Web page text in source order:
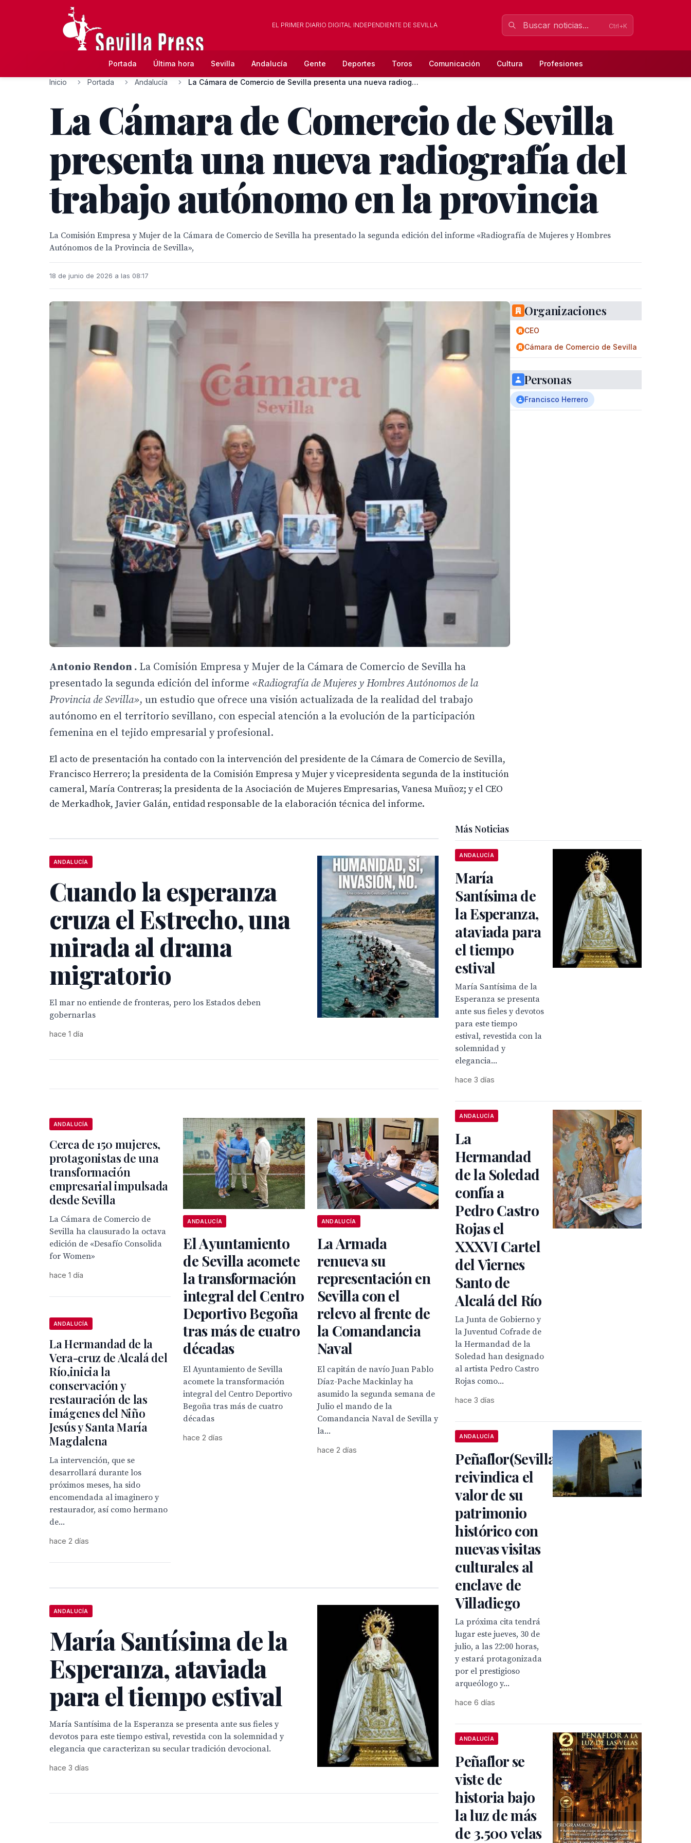
EL PRIMER DIARIO DIGITAL INDEPENDIENTE DE SEVILLA Ctrl+K
Portada Última hora Sevilla Andalucía Gente Deportes Toros Comunicación Cultura Profesiones
Inicio Portada Andalucía La Cámara de Comercio de Sevilla presenta una nueva radiogra...
La Cámara de Comercio de Sevilla
presenta una nueva radiografía del
trabajo autónomo en la provincia
La Comisión Empresa y Mujer de la Cámara de Comercio de Sevilla ha presentado la segunda edición del informe «Radiografía de Mujeres y Hombres
Autónomos de la Provincia de Sevilla»,
18 de junio de 2026 a las 08:17
Antonio Rendon . La Comisión Empresa y Mujer de la Cámara de Comercio de Sevilla ha
presentado la segunda edición del informe «Radiografía de Mujeres y Hombres Autónomos de la
Provincia de Sevilla», un estudio que ofrece una visión actualizada de la realidad del trabajo
autónomo en el territorio sevillano, con especial atención a la evolución de la participación
femenina en el tejido empresarial y profesional.
El acto de presentación ha contado con la intervención del presidente de la Cámara de Comercio de Sevilla,
Francisco Herrero; la presidenta de la Comisión Empresa y Mujer y vicepresidenta segunda de la institución
cameral, María Contreras; la presidenta de la Asociación de Mujeres Empresarias, Vanesa Muñoz; y el CEO
de Merkadhok, Javier Galán, entidad responsable de la elaboración técnica del informe.
Organizaciones
CEO
Cámara de Comercio de Sevilla
Personas
Francisco Herrero
ANDALUCÍA
Cuando la esperanza
cruza el Estrecho, una
mirada al drama
migratorio
El mar no entiende de fronteras, pero los Estados deben
gobernarlas
hace 1 día
ANDALUCÍA
Cerca de 150 mujeres,
protagonistas de una
transformación
empresarial impulsada
desde Sevilla
La Cámara de Comercio de
Sevilla ha clausurado la octava
edición de «Desafío Consolida
for Women»
hace 1 día
ANDALUCÍA
El Ayuntamiento
de Sevilla acomete
la transformación
integral del Centro
Deportivo Begoña
tras más de cuatro
décadas
El Ayuntamiento de Sevilla
acomete la transformación
integral del Centro Deportivo
Begoña tras más de cuatro
décadas
hace 2 días
ANDALUCÍA
La Armada
renueva su
representación en
Sevilla con el
relevo al frente de
la Comandancia
Naval
El capitán de navío Juan Pablo
Díaz-Pache Mackinlay ha
asumido la segunda semana de
Julio el mando de la
Comandancia Naval de Sevilla y
la...
hace 2 días
ANDALUCÍA
La Hermandad de la
Vera-cruz de Alcalá del
Río,inicia la
conservación y
restauración de las
imágenes del Niño
Jesús y Santa María
Magdalena
La intervención, que se
desarrollará durante los
próximos meses, ha sido
encomendada al imaginero y
restaurador, así como hermano
de...
hace 2 días
ANDALUCÍA
María Santísima de la
Esperanza, ataviada
para el tiempo estival
María Santísima de la Esperanza se presenta ante sus fieles y
devotos para este tiempo estival, revestida con la solemnidad y
elegancia que caracterizan su secular tradición devocional.
hace 3 días
Más Noticias
ANDALUCÍA
María
Santísima de
la Esperanza,
ataviada para
el tiempo
estival
María Santísima de la
Esperanza se presenta
ante sus fieles y devotos
para este tiempo
estival, revestida con la
solemnidad y
elegancia...
hace 3 días
ANDALUCÍA
La
Hermandad
de la Soledad
confía a
Pedro Castro
Rojas el
XXXVI Cartel
del Viernes
Santo de
Alcalá del Río
La Junta de Gobierno y
la Juventud Cofrade de
la Hermandad de la
Soledad han designado
al artista Pedro Castro
Rojas como...
hace 3 días
ANDALUCÍA
Peñaflor(Sevilla)
reivindica el
valor de su
patrimonio
histórico con
nuevas visitas
culturales al
enclave de
Villadiego
La próxima cita tendrá
lugar este jueves, 30 de
julio, a las 22:00 horas,
y estará protagonizada
por el prestigioso
arqueólogo y...
hace 6 días
ANDALUCÍA
Peñaflor se
viste de
historia bajo
la luz de más
de 3.500 velas